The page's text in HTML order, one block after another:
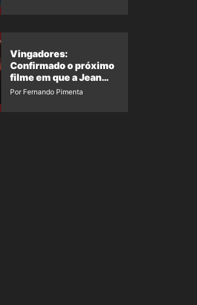
Vingadores:
Confirmado o próximo
filme em que a Jean
Grey irá aparecer
Por Fernando Pimenta